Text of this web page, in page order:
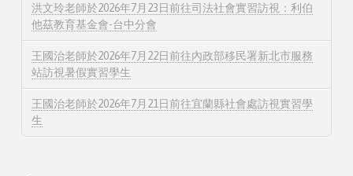
洪文玲老師於2026年7月23日前往司法社會實習訪視：利伯
他茲教育基金會-台中分會
王國治老師於2026年7月22日前往內政部移民署新北市服務
站訪視暑假實習學生
王國治老師於2026年7月21日前往宜蘭縣社會處訪視實習學
生